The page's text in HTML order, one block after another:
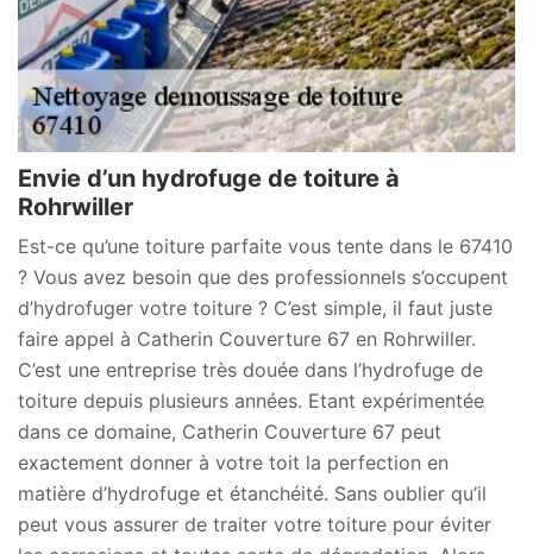
Envie d’un hydrofuge de toiture à
Rohrwiller
Est-ce qu’une toiture parfaite vous tente dans le 67410
? Vous avez besoin que des professionnels s’occupent
d’hydrofuger votre toiture ? C’est simple, il faut juste
faire appel à Catherin Couverture 67 en Rohrwiller.
C’est une entreprise très douée dans l’hydrofuge de
toiture depuis plusieurs années. Etant expérimentée
dans ce domaine, Catherin Couverture 67 peut
exactement donner à votre toit la perfection en
matière d’hydrofuge et étanchéité. Sans oublier qu’il
peut vous assurer de traiter votre toiture pour éviter